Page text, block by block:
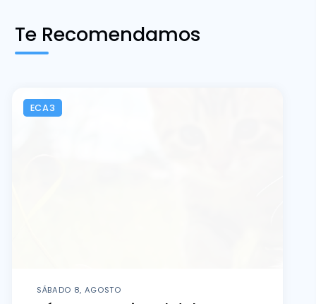
Te Recomendamos
ECA3
SÁBADO 8, AGOSTO